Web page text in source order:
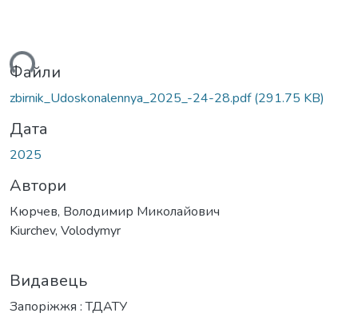
Файли
zbirnik_Udoskonalennya_2025_-24-28.pdf(291.75 KB)
Дата
2025
Автори
Кюрчев, Володимир Миколайович
Kiurchev, Volodymyr
Видавець
Запоріжжя : ТДАТУ